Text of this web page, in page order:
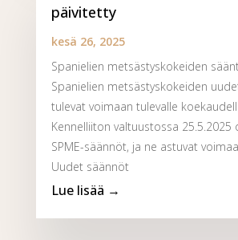
päivitetty
kesä 26, 2025
Spanielien metsästyskokeiden
Spanielien metsästyskokeiden
tulevat voimaan tulevalle
Kennelliiton valtuustossa 25.5.2025
SPME-säännöt, ja ne astuvat
Uudet säännöt